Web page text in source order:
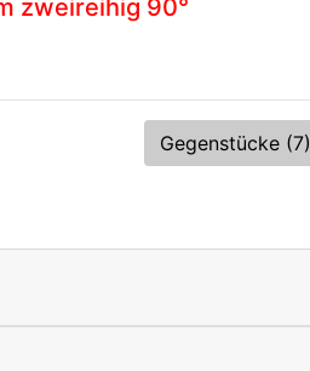
zweireihig 90°
Gegenstücke (7)